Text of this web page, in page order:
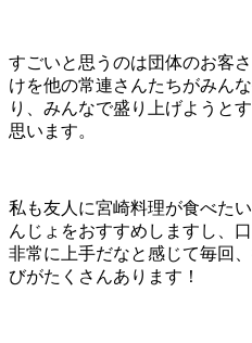
すごいと思うのは団体のお客
けを他の常連さんたちがみん
り、みんなで盛り上げようと
思います。
私も友人に宮崎料理が食べた
んじょをおすすめしますし、
非常に上手だなと感じて毎回
びがたくさんあります！